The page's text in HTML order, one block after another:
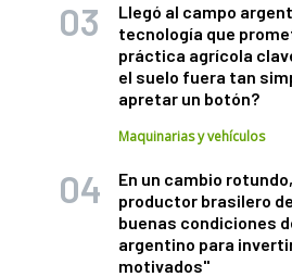
Llegó al campo
tecnología que
práctica agrícola
el suelo fuera tan
apretar un botón?
Maquinarias y vehículos
En un cambio
productor brasilero
buenas condiciones
argentino para
motivados"